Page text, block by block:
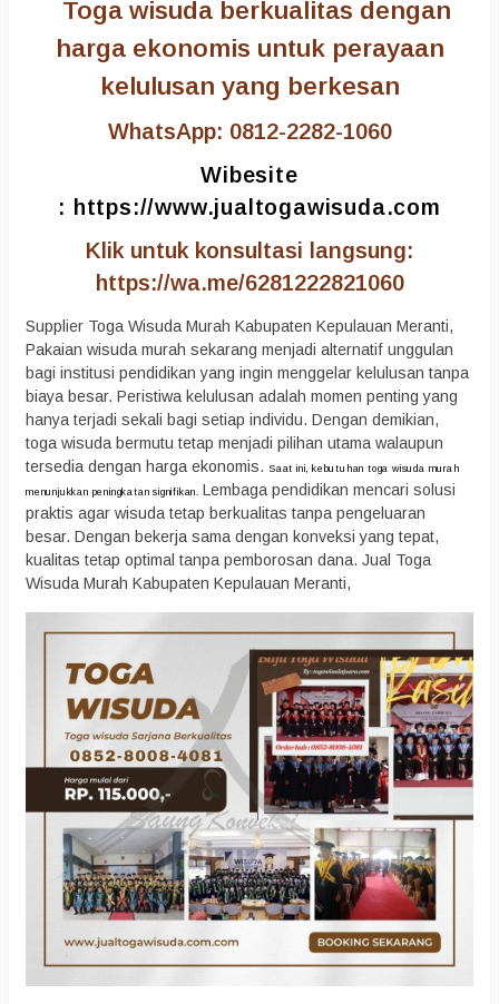
Toga wisuda berkualitas dengan
harga ekonomis untuk perayaan
kelulusan yang berkesan
WhatsApp: 0812-2282-1060
Wibesite
: https://www.jualtogawisuda.com
Klik untuk konsultasi langsung:
https://wa.me/6281222821060
Supplier Toga Wisuda Murah Kabupaten Kepulauan Meranti,
Pakaian wisuda murah sekarang menjadi alternatif unggulan
bagi institusi pendidikan yang ingin menggelar kelulusan tanpa
biaya besar. Peristiwa kelulusan adalah momen penting yang
hanya terjadi sekali bagi setiap individu. Dengan demikian,
toga wisuda bermutu tetap menjadi pilihan utama walaupun
tersedia dengan harga ekonomis. Saat ini, kebutuhan toga wisuda murah
menunjukkan peningkatan signifikan. Lembaga pendidikan mencari solusi
praktis agar wisuda tetap berkualitas tanpa pengeluaran
besar. Dengan bekerja sama dengan konveksi yang tepat,
kualitas tetap optimal tanpa pemborosan dana. Jual Toga
Wisuda Murah Kabupaten Kepulauan Meranti,